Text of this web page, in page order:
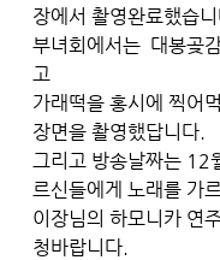
장에서 촬영완료했습
부녀회에서는 대봉곶
고
가래떡을 홍시에 찍어
장면을 촬영했답니다.
그리고 방송날짜는 12
르신들에게 노래를 가
이장님의 하모니카 연
청바랍니다.